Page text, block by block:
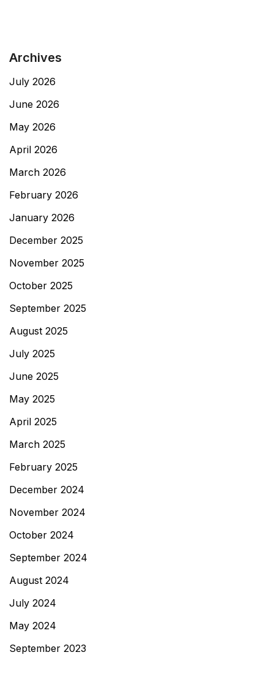
Archives
July 2026
June 2026
May 2026
April 2026
March 2026
February 2026
January 2026
December 2025
November 2025
October 2025
September 2025
August 2025
July 2025
June 2025
May 2025
April 2025
March 2025
February 2025
December 2024
November 2024
October 2024
September 2024
August 2024
July 2024
May 2024
September 2023